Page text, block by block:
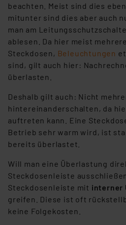
beachten. Meist sind dies
mitunter sind dies aber auch
man am
ablesen. Da hier meist
Steckdosen, Beleuchtungen
sind, gilt auch hier:
überlasten.
Deshalb gilt auch: Nicht
hintereinanderschalten, da
auftreten kann. Eine
Betrieb sehr warm wird, ist
bereits überlastet.
Will man eine Überlastung
Steckdosenleiste
Steckdosenleiste mit interner
greifen. Diese ist oft
keine Folgekosten.